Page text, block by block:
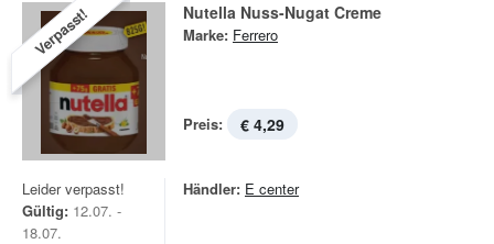
Verpasst! Nutella Nuss-Nugat Creme
Marke: Ferrero
Preis: € 4,29
Leider verpasst!
Gültig: 12.07. -
18.07.
Händler: E center